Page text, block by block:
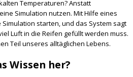
Temperaturen? Anstatt
Simulation nutzen. Mit Hilfe eines
starten, und das System sagt
Luft in die Reifen gefüllt werden muss.
Teil unseres alltäglichen Lebens.
Wissen her?